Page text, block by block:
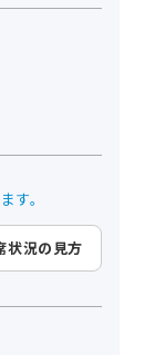
す。
状況の見方